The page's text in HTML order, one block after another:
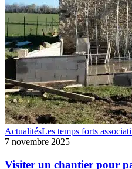
Visiter
un
pour
ActualitésLes temps forts
7 novembre 2025
Visiter un chantier pour